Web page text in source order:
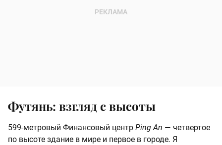
Футянь: взгляд с высоты
599-метровый Финансовый центр Ping An — четвертое
по высоте здание в мире и первое в городе. Я